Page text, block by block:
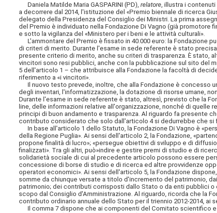
Daniela Matilde Maria GASPARINI (PD),relatore , illustra i
a decorrere dal 2014, l'istituzione del «Premio biennale di ricerca
delegato della Presidenza del Consiglio dei Ministri. La prima
del Premio è individuato nella Fondazione Di Vagno (già
e sotto la vigilanza del «Ministero per i beni e le attività culturali».
L'ammontare del Premio è fissato in 40.000 euro: la Fondazione
di criteri di merito. Durante l'esame in sede referente è stato
presente criterio di merito, anche su criteri di trasparenza. È stato,
vincitori sono resi pubblici, anche con la pubblicazione sul sito del
5 dell'articolo 1 – che attribuisce alla Fondazione la facoltà di
riferimento a «i vincitori».
Il nuovo testo prevede, inoltre, che alla Fondazione è concesso
degli inventari, l'informatizzazione, la dotazione di risorse umane,
Durante l'esame in sede referente è stato, altresì, previsto che la
line, delle informazioni relative all'organizzazione, nonché di
principi di buon andamento e trasparenza. Al riguardo fa presente
contributo considerato che solo dall'articolo 4 si dedurrebbe che si
In base all'articolo 1 dello Statuto, la Fondazione Di Vagno è
della Regione Puglia». Ai sensi dell'articolo 2, la Fondazione,
propone finalità di lucro»; «persegue obiettivi di sviluppo e di
finalizzati». Tra gli altri, può»indire e gestire premi di studio e di
solidarietà sociale di cui al precedente articolo possono essere
concessione di borse di studio e di ricerca ed altre provvidenze
operatori economici». Ai sensi dell'articolo 5, la Fondazione
somme da chiunque versate a titolo d'incremento del patrimonio,
patrimonio; dei contributi corrisposti dallo Stato o da enti pubblici
scopo dal Consiglio d'Amministrazione. Al riguardo, ricorda che la
contributo ordinario annuale dello Stato per il triennio 2012-2014, ai
Il comma 7 dispone che ai componenti del Comitato scientifico